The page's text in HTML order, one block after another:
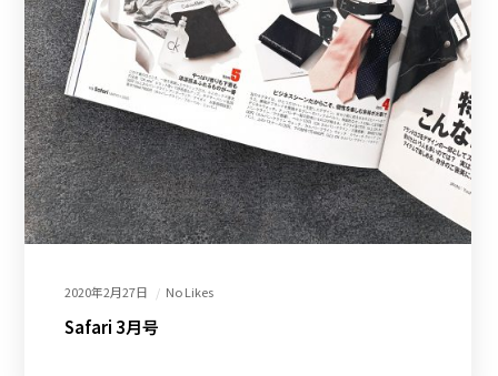
2020年2月27日 No Likes
Safari 3月号